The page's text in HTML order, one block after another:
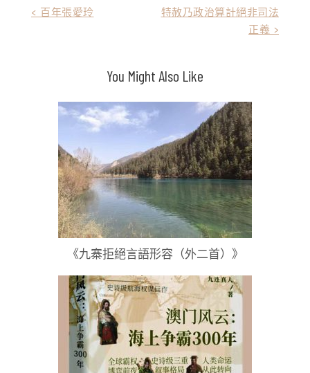
< 百年張愛玲
特赦乃政治算計絕非司法
正義 >
You Might Also Like
《九寨拒絕言語形容（外二首）》